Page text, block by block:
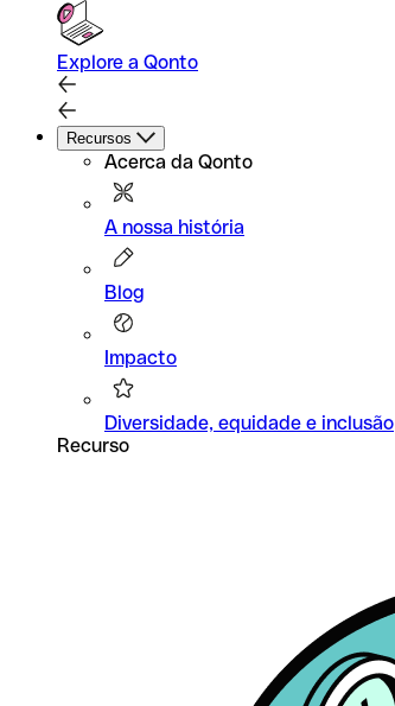
Explore a Qonto
Recursos
Acerca da Qonto
A nossa história
Blog
Impacto
Diversidade, equidade e inclusão
Recurso